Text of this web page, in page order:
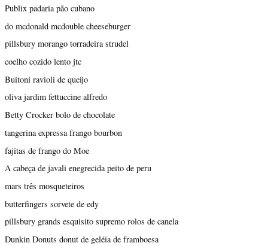
Publix padaria pão cubano
do mcdonald mcdouble cheeseburger
pillsbury morango torradeira strudel
coelho cozido lento jtc
Buitoni ravioli de queijo
oliva jardim fettuccine alfredo
Betty Crocker bolo de chocolate
tangerina expressa frango bourbon
fajitas de frango do Moe
A cabeça de javali enegrecida peito de peru
mars três mosqueteiros
butterfingers sorvete de edy
pillsbury grands esquisito supremo rolos de canela
Dunkin Donuts donut de geléia de framboesa